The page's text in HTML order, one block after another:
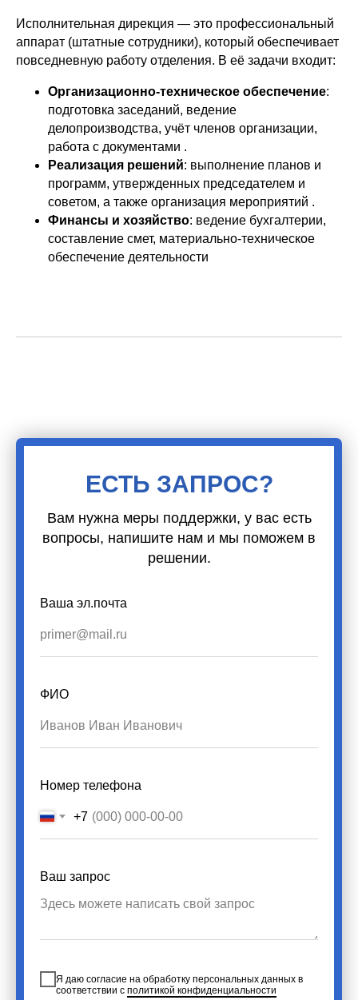
Исполнительная дирекция — это профессиональный
аппарат (штатные сотрудники), который обеспечивает
повседневную работу отделения. В её задачи входит:
Организационно-техническое обеспечение:
подготовка заседаний, ведение
делопроизводства, учёт членов организации,
работа с документами .
Реализация решений: выполнение планов и
программ, утвержденных председателем и
советом, а также организация мероприятий .
Финансы и хозяйство: ведение бухгалтерии,
составление смет, материально-техническое
обеспечение деятельности
ЕСТЬ ЗАПРОС?
Вам нужна меры поддержки, у вас есть
вопросы, напишите нам и мы поможем в
решении.
Ваша эл.почта
ФИО
Номер телефона
+7
Ваш запрос
Я даю согласие на обработку персональных данных в
соответствии с политикой конфиденциальности